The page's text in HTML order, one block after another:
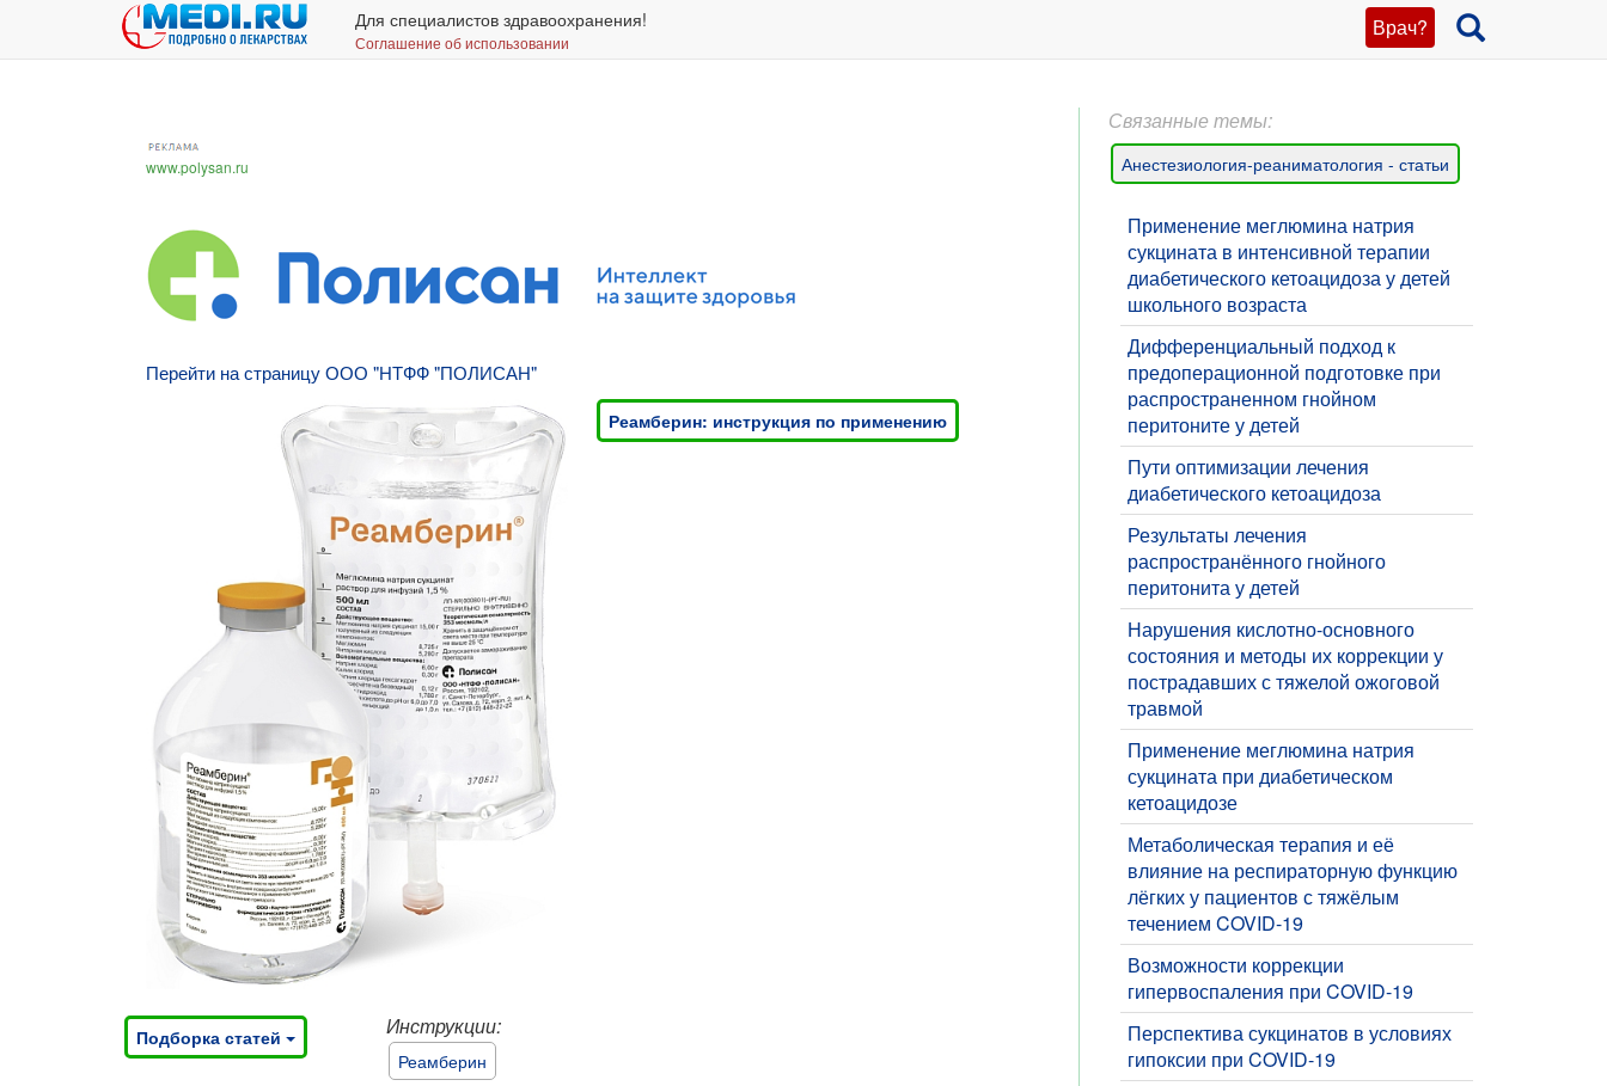
Врач?
Для специалистов здравоохранения!
Соглашение об использовании
www.polysan.ru
Перейти на страницу ООО "НТФФ "ПОЛИСАН"
Реамберин: инструкция по применению
Подборка статей Инструкции:
Реамберин
Связанные темы:
Анестезиология-реаниматология - статьи
Применение меглюмина натрия
сукцината в интенсивной терапии
диабетического кетоацидоза у детей
школьного возраста
Дифференциальный подход к
предоперационной подготовке при
распространенном гнойном
перитоните у детей
Пути оптимизации лечения
диабетического кетоацидоза
​Результаты лечения
распространённого гнойного
перитонита у детей
Нарушения кислотно-основного
состояния и методы их коррекции у
пострадавших с тяжелой ожоговой
травмой
​Применение меглюмина натрия
сукцината при диабетическом
кетоацидозе
​Метаболическая терапия и её
влияние на респираторную функцию
лёгких у пациентов с тяжёлым
течением COVID-19
​Возможности коррекции
гипервоспаления при COVID-19
Перспектива сукцинатов в условиях
гипоксии при COVID-19